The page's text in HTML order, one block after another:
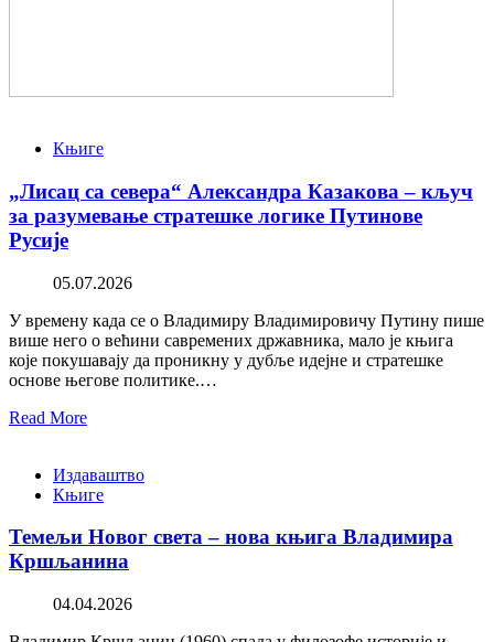
Књиге
„Лисац са севера“ Александра Казакова – кључ
за разумевање стратешке логике Путинове
Русије
05.07.2026
У времену када се о Владимиру Владимировичу Путину пише
више него о већини савремених државника, мало је књига
које покушавају да проникну у дубље идејне и стратешке
основе његове политике.…
Read More
Издаваштво
Књиге
Темељи Новог света – нова књига Владимира
Кршљанина
04.04.2026